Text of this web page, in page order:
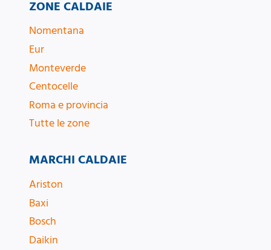
ZONE CALDAIE
Nomentana
Eur
Monteverde
Centocelle
Roma e provincia
Tutte le zone
MARCHI CALDAIE
Ariston
Baxi
Bosch
Daikin